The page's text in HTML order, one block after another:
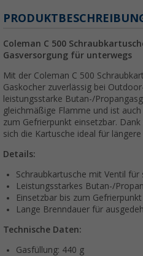
Coleman C 500
Gasversorgung für unterwegs
Mit der Coleman C 500
Gaskocher zuverlässig bei
leistungsstarke Butan-/
gleichmäßige Flamme und ist
zum Gefrierpunkt einsetzbar.
sich die Kartusche ideal für längere
Details:
Schraubkartusche mit Ventil für
Leistungsstarkes Butan-/
Einsetzbar bis zum Gefrierpunkt
Lange Brenndauer für
Technische Daten:
Gasfüllung: 440 g